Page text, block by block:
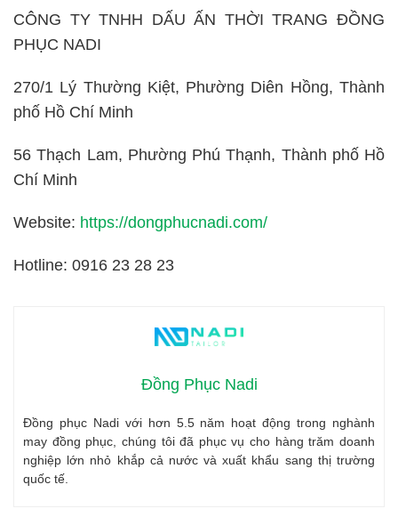
CÔNG TY TNHH DẤU ẤN THỜI TRANG ĐỒNG
PHỤC NADI
270/1 Lý Thường Kiệt, Phường Diên Hồng, Thành
phố Hồ Chí Minh
56 Thạch Lam, Phường Phú Thạnh, Thành phố Hồ
Chí Minh
Website: https://dongphucnadi.com/
Hotline: 0916 23 28 23
Đồng Phục Nadi
Đồng phục Nadi với hơn 5.5 năm hoạt động trong nghành
may đồng phục, chúng tôi đã phục vụ cho hàng trăm doanh
nghiệp lớn nhỏ khắp cả nước và xuất khẩu sang thị trường
quốc tế.